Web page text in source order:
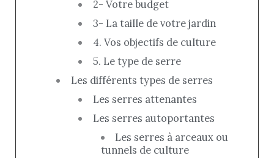
2- Votre budget
3- La taille de votre jardin
4. Vos objectifs de culture
5. Le type de serre
Les différents types de serres
Les serres attenantes
Les serres autoportantes
Les serres à arceaux ou
tunnels de culture